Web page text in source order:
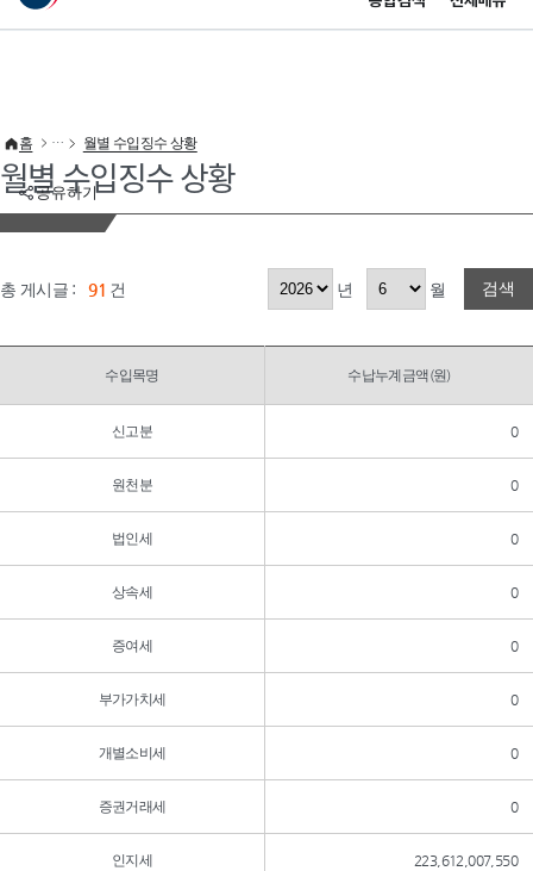
이 누리집은 대한민국 공식 전자정부 누리집입니다.
공유하기
홈 월별 수입징수 상황
월별 수입징수 상황
총 게시글 : 91 건 년 월 검색
수입목명 수납누계금액(원)
신고분 0
원천분 0
법인세 0
상속세 0
증여세 0
부가가치세 0
개별소비세 0
증권거래세 0
인지세 223,612,007,550